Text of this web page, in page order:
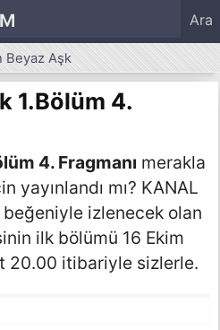
Ara
Beyaz Aşk
1.Bölüm 4.
4. Fragmanı merakla
yayınlandı mı? KANAL
izlenecek olan
ilk bölümü 16 Ekim
20.00 itibariyle sizlerle.